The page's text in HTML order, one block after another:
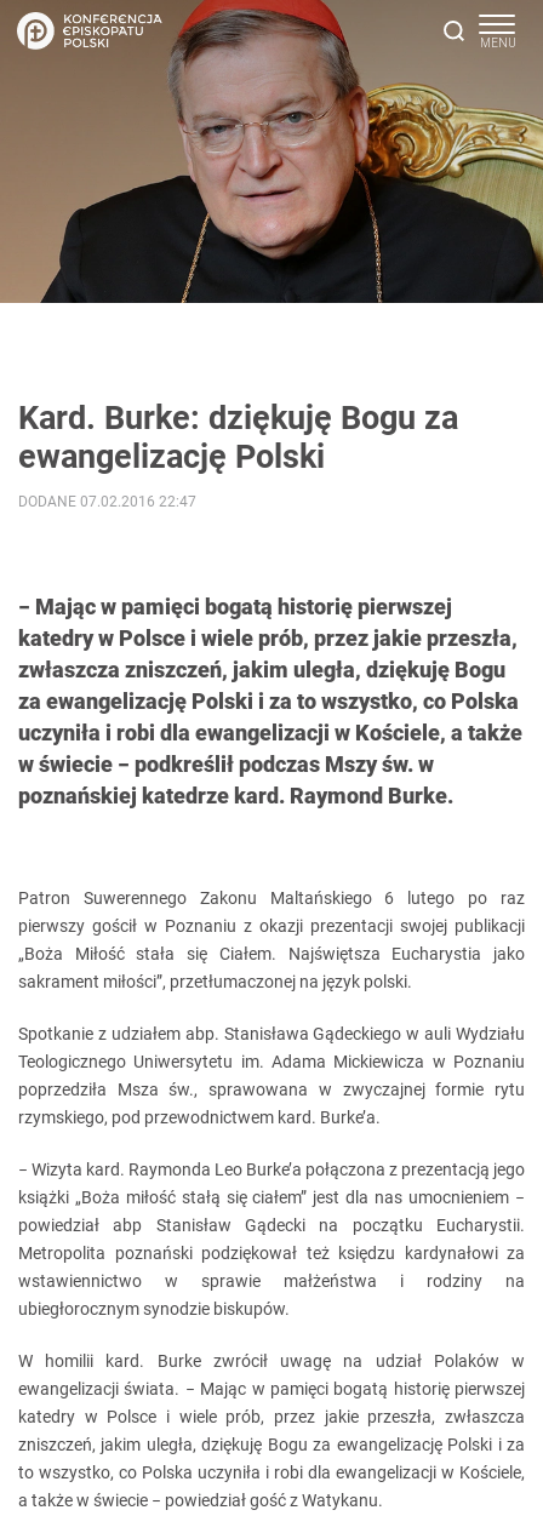
Kard. Burke: dziękuję Bogu za
ewangelizację Polski
− Mając w pamięci bogatą historię pierwszej
katedry w Polsce i wiele prób, przez jakie przeszła,
zwłaszcza zniszczeń, jakim uległa, dziękuję Bogu
za ewangelizację Polski i za to wszystko, co Polska
uczyniła i robi dla ewangelizacji w Kościele, a także
w świecie − podkreślił podczas Mszy św. w
poznańskiej katedrze kard. Raymond Burke.
DODANE 07.02.2016 22:47
Patron Suwerennego Zakonu Maltańskiego 6 lutego po raz
pierwszy gościł w Poznaniu z okazji prezentacji swojej publikacji
„Boża Miłość stała się Ciałem. Najświętsza Eucharystia jako
sakrament miłości”, przetłumaczonej na język polski.
Spotkanie z udziałem abp. Stanisława Gądeckiego w auli Wydziału
Teologicznego Uniwersytetu im. Adama Mickiewicza w Poznaniu
poprzedziła Msza św., sprawowana w zwyczajnej formie rytu
rzymskiego, pod przewodnictwem kard. Burke’a.
− Wizyta kard. Raymonda Leo Burke’a połączona z prezentacją jego
książki „Boża miłość stałą się ciałem” jest dla nas umocnieniem −
powiedział abp Stanisław Gądecki na początku Eucharystii.
Metropolita poznański podziękował też księdzu kardynałowi za
wstawiennictwo w sprawie małżeństwa i rodziny na
ubiegłorocznym synodzie biskupów.
W homilii kard. Burke zwrócił uwagę na udział Polaków w
ewangelizacji świata. − Mając w pamięci bogatą historię pierwszej
katedry w Polsce i wiele prób, przez jakie przeszła, zwłaszcza
zniszczeń, jakim uległa, dziękuję Bogu za ewangelizację Polski i za
to wszystko, co Polska uczyniła i robi dla ewangelizacji w Kościele,
a także w świecie − powiedział gość z Watykanu.